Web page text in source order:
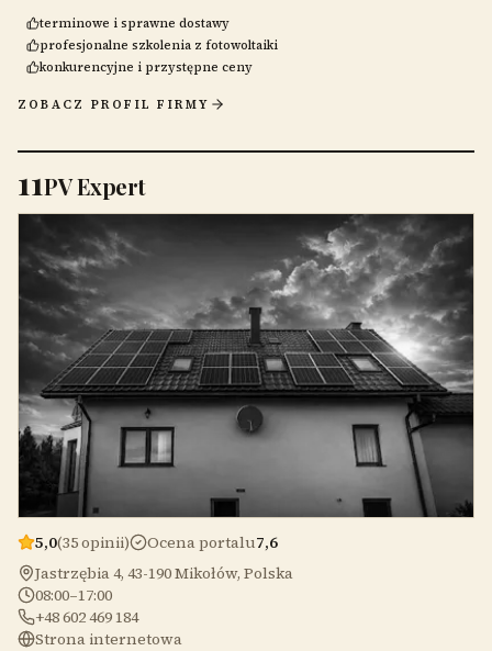
terminowe i sprawne dostawy
profesjonalne szkolenia z fotowoltaiki
konkurencyjne i przystępne ceny
ZOBACZ PROFIL FIRMY
11PV Expert
5,0(35 opinii) Ocena portalu7,6
Jastrzębia 4, 43-190 Mikołów, Polska
08:00–17:00
+48 602 469 184
Strona internetowa